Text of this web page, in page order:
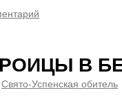
В
Свято-Успенская обитель